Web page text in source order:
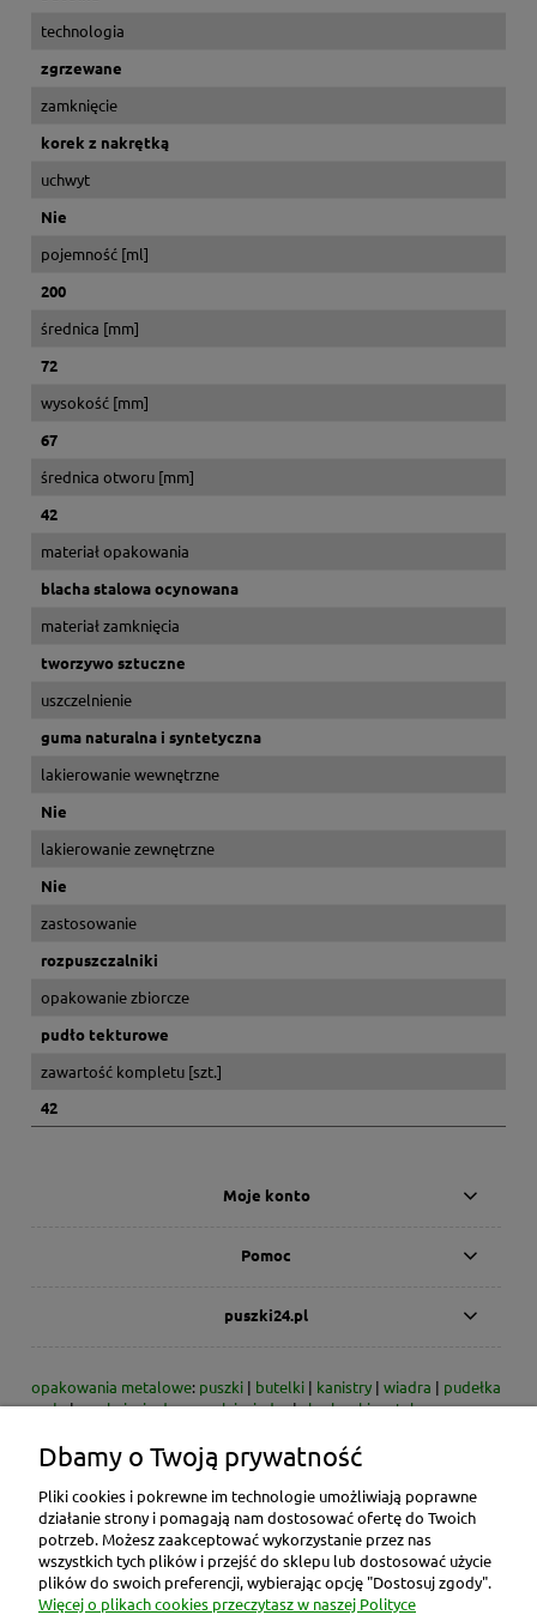
technologia
zgrzewane
zamknięcie
korek z nakrętką
uchwyt
Nie
pojemność [ml]
200
średnica [mm]
72
wysokość [mm]
67
średnica otworu [mm]
42
materiał opakowania
blacha stalowa ocynowana
materiał zamknięcia
tworzywo sztuczne
uszczelnienie
guma naturalna i syntetyczna
lakierowanie wewnętrzne
Nie
lakierowanie zewnętrzne
Nie
zastosowanie
rozpuszczalniki
opakowanie zbiorcze
pudło tekturowe
zawartość kompletu [szt.]
42
Moje konto
Pomoc
puszki24.pl
opakowania metalowe: puszki | butelki | kanistry | wiadra | pudełka
małe|zamknięcia do puszek i wiader|skarbonki metalowe
* dzisiaj/dni - dotyczy dni roboczych
* zdjęcia produktów - przykładowe zdjęcia danego typu produktu;
rzeczywiste wymiary podane są w opisie / danych technicznych
* ceny produktów zawierają rabat 2% obowiązujący przy płatności
gotówką lub przelewem bankowym
Opakowania metalowe znajdują zastosowanie jako pojemniki m.in.
do: substancji chemicznych, farb, lakierów, rozpuszczalników,
Dbamy o Twoją prywatność
Pliki cookies i pokrewne im technologie umożliwiają poprawne
działanie strony i pomagają nam dostosować ofertę do Twoich
potrzeb. Możesz zaakceptować wykorzystanie przez nas
wszystkich tych plików i przejść do sklepu lub dostosować użycie
plików do swoich preferencji, wybierając opcję "Dostosuj zgody".
Więcej o plikach cookies przeczytasz w naszej Polityce